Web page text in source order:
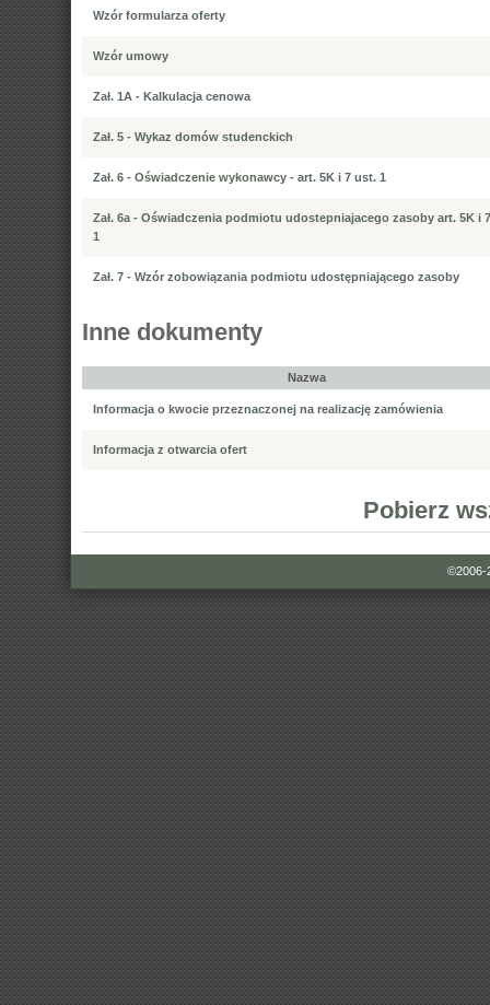
Wzór formularza oferty
Wzór umowy
Zał. 1A - Kalkulacja cenowa
Zał. 5 - Wykaz domów studenckich
Zał. 6 - Oświadczenie wykonawcy - art. 5K i 7 ust. 1
Zał. 6a - Oświadczenia podmiotu udostepniajacego zasoby art. 5K i
1
Zał. 7 - Wzór zobowiązania podmiotu udostępniającego zasoby
Inne dokumenty
Nazwa
Informacja o kwocie przeznaczonej na realizację zamówienia
Informacja z otwarcia ofert
Pobierz
©2006-